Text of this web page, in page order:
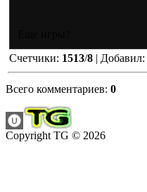
Счетчики: 1513/8 | Добавил:
Всего комментариев: 0
Copyright TG © 2026